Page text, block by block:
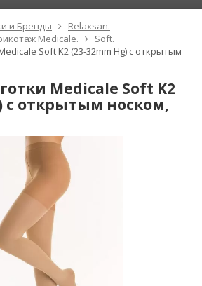
и Бренды
Relaxsan.
Medicale.
Soft.
Soft K2 (23-32mm Hg) с открытым
Medicale Soft K2
с открытым носком,